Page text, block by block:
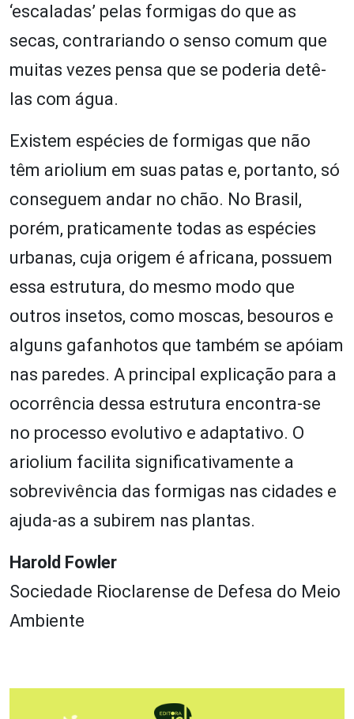
‘escaladas’ pelas formigas do que as
secas, contrariando o senso comum que
muitas vezes pensa que se poderia detê-
las com água.
Existem espécies de formigas que não
têm ariolium em suas patas e, portanto, só
conseguem andar no chão. No Brasil,
porém, praticamente todas as espécies
urbanas, cuja origem é africana, possuem
essa estrutura, do mesmo modo que
outros insetos, como moscas, besouros e
alguns gafanhotos que também se apóiam
nas paredes. A principal explicação para a
ocorrência dessa estrutura encontra-se
no processo evolutivo e adaptativo. O
ariolium facilita significativamente a
sobrevivência das formigas nas cidades e
ajuda-as a subirem nas plantas.
Harold Fowler
Sociedade Rioclarense de Defesa do Meio
Ambiente